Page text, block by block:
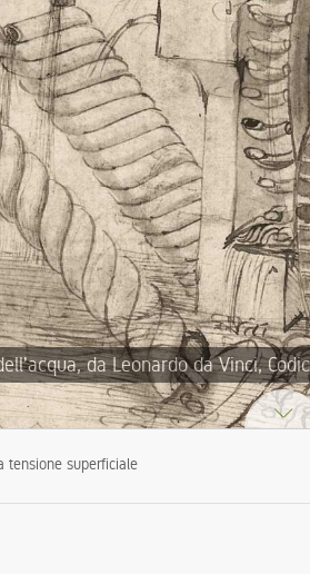
da Leonardo da Vinci,
tensione superficiale